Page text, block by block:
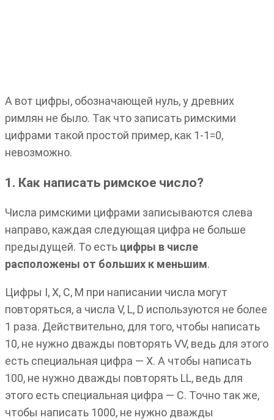
А вот цифры, обозначающей нуль, у древних
римлян не было. Так что записать римскими
цифрами такой простой пример, как 1-1=0,
невозможно.
1. Как написать римское число?
Числа римскими цифрами записываются слева
направо, каждая следующая цифра не больше
предыдущей. То есть цифры в числе
расположены от больших к меньшим.
Цифры I, X, C, M при написании числа могут
повторяться, а числа V, L, D используются не более
1 раза. Действительно, для того, чтобы написать
10, не нужно дважды повторять VV, ведь для этого
есть специальная цифра — X. А чтобы написать
100, не нужно дважды повторять LL, ведь для
этого есть специальная цифра — C. Точно так же,
чтобы написать 1000, не нужно дважды